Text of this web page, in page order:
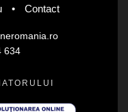
• Contact
634